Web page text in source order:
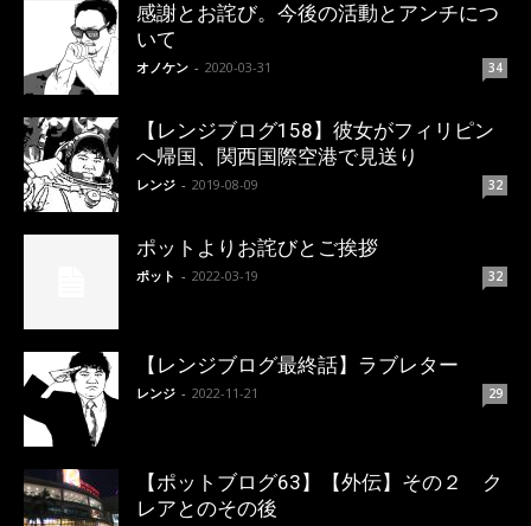
感謝とお詫び。今後の活動とアンチにつ
いて
オノケン - 2020-03-31 34
【レンジブログ158】彼女がフィリピン
へ帰国、関西国際空港で見送り
レンジ - 2019-08-09 32
ポットよりお詫びとご挨拶
ポット - 2022-03-19 32
【レンジブログ最終話】ラブレター
レンジ - 2022-11-21 29
【ポットブログ63】【外伝】その２ ク
レアとのその後